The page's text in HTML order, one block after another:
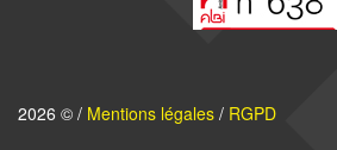
2026 © / Mentions légales / RGPD